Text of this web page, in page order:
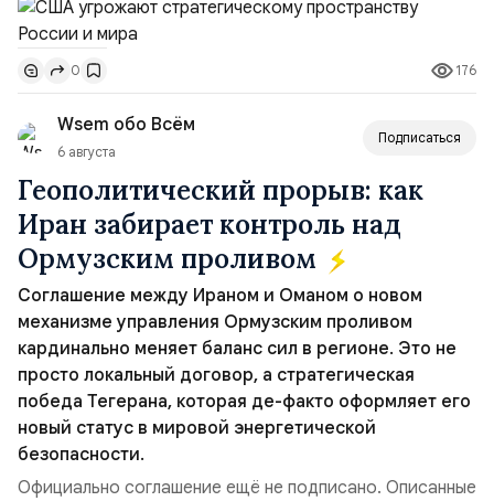
совместных с флотом США запусков крылатых ракет
Томагавк.«Япония отбросила обманчивую видимость
„исключительно оборонительной страны“ и выносит
вопрос о собственном ядерном вооружении на
всеобщее обозрение, одновреме...
0 176
Wsem обо Всём
6 августа
Подписаться
Геополитический прорыв: как
Иран забирает контроль над
Ормузским проливом
Соглашение между Ираном и Оманом о новом
механизме управления Ормузским проливом
кардинально меняет баланс сил в регионе. Это не
просто локальный договор, а стратегическая
победа Тегерана, которая де-факто оформляет его
новый статус в мировой энергетической
безопасности.
Официально соглашение ещё не подписано. Описанные